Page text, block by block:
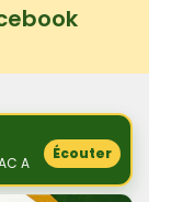
A
Écouter